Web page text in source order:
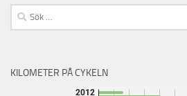
Sök
efter:
KILOMETER PÅ CYKELN